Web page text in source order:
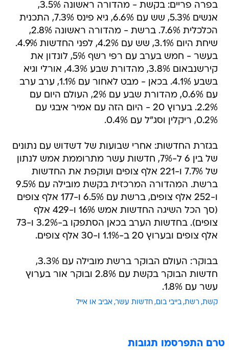
בפרה פריים: בקשת - מהדורה ראשונה 3.5%,
אנשים 5.3%, שש עם 6.6%, גיא פינס 7.3%, התכנית
הכלכלית 7.6%. ברשת - מהדורה ראשונה 2.8%,
שיחת היום 3.1%, שש עם 4.2%, לפני החדשות 4.9%.
בעשר - חמש בערב עם רפי רשף 5%, לונדון את
קירשנבאום 3.8%, מהדורת שבע 4.3%, אורלי וגיא
בשבע 4.1%. בכאן - מבט לאחור עם 1.1%, ערב ערב
עם 0.6%, מהדורת שבע עם 2%, העולם היום עם
2.2%. בערוץ 20 - היום הזה עם אמיר איבגי עם
0.2%, ריקלין וסג"ל עם 0.4%.
בגזרת החדשות: אחרי שבועות של דשדוש עם נתונים
של בין 6 ל-7%, חדשות עשר מתרוממת אמש לנתון
של 7.7% ו-221 אלף צופים ועוקפת את החדשות
ברשת. המהדורה המרכזית בקשת מובילה עם 9.5%
ו-252 אלף צופים, ברשת עם 6.5% ו-177 אלף צופים
(סך הכל השיגה החדשות אמש 16% ו-429 אלף
צופים). בחדשות הערב בכאן הסתפקו ב-3.2% ו-73
אלף צופים ובערוץ 20 ב-1.1% ו-30 אלף צופים.
בבוקר: העולם הבוקר ברשת מובילה עם 3.3%,
חדשות הבוקר בקשת עם 2.8% ובוקר אור בערוץ
עשר עם 1.8%.
קשת רשת בייבי בום חדשות עשר אביב או אייל
טרם התפרסמו תגובות